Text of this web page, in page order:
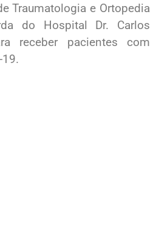
Traumatologia e Ortopedia
do Hospital Dr. Carlos
receber pacientes com